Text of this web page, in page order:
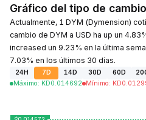
Gráfico del tipo de cambio
Actualmente, 1 DYM (Dymension)
cambio de DYM a USD ha up un
increased un 9.23% en la última
7.03% en los últimos 30 días.
24H 7D 14D 30D 60D
Máximo: KD0.014692 Mínimo: KD